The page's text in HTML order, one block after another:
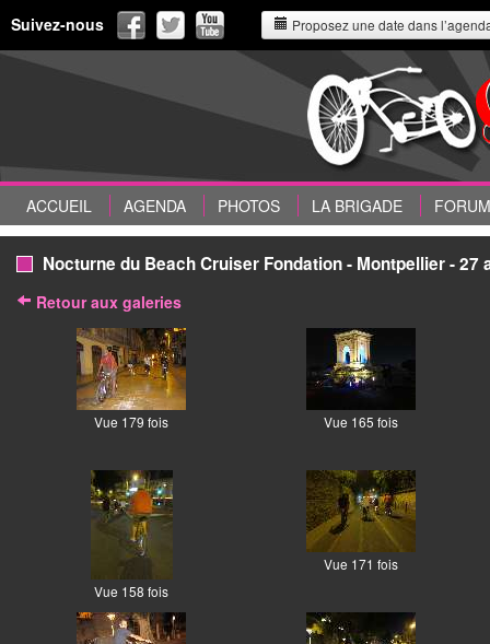
Suivez-nous Proposez une date dans
ACCUEIL AGENDA PHOTOS LA BRIGADE FORUM
Nocturne du Beach Cruiser Fondation - Montpellier - 27
Retour aux galeries
Vue 179 fois Vue 165 fois
Vue 158 fois
Vue 171 fois